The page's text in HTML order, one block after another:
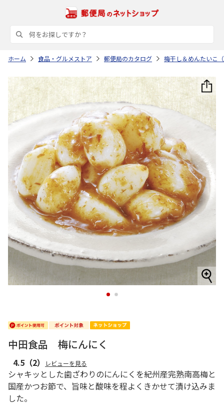
ホーム 食品・グルメストア 郵便局のカタログ 梅干し＆めんたいこ
1 2
中田食品 梅にんにく
4.5 （2） レビューを見る
シャキッとした歯ざわりのにんにくを紀州産完熟南高梅と
国産かつお節で、旨味と酸味を程よくきかせて漬け込みま
した。